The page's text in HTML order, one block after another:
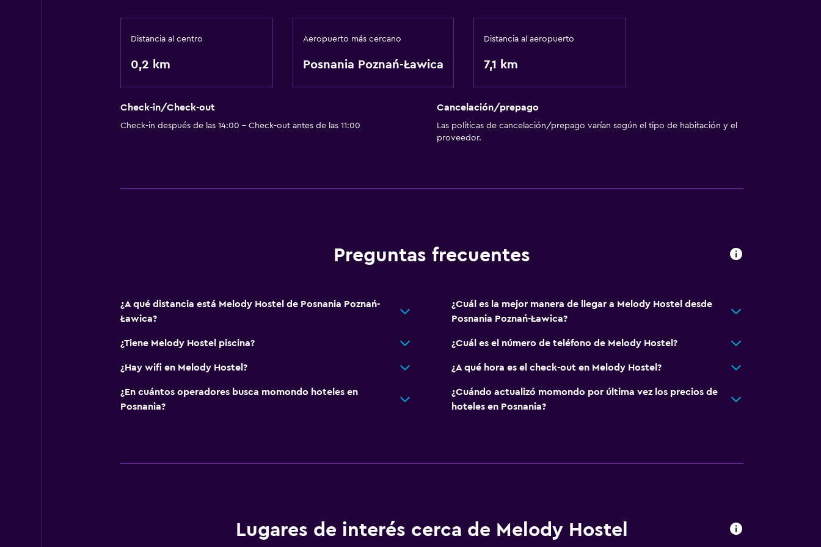
Distancia al centro
0,2 km
Aeropuerto más cercano
Posnania Poznań-Ławica
Distancia al aeropuerto
7,1 km
Check-in/Check-out
Check-in después de las 14:00 - Check-out antes de las 11:00
Cancelación/prepago
Las políticas de cancelación/prepago varían según el tipo de habitación y el
proveedor.
Preguntas frecuentes
¿A qué distancia está Melody Hostel de Posnania Poznań-
Ławica?
¿Cuál es la mejor manera de llegar a Melody Hostel desde
Posnania Poznań-Ławica?
¿Tiene Melody Hostel piscina? ¿Cuál es el número de teléfono de Melody Hostel?
¿Hay wifi en Melody Hostel? ¿A qué hora es el check-out en Melody Hostel?
¿En cuántos operadores busca momondo hoteles en
Posnania?
¿Cuándo actualizó momondo por última vez los precios de
hoteles en Posnania?
Lugares de interés cerca de Melody Hostel